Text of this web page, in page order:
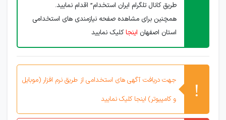
طریق کانال تلگرام ایران استخدام” اقدام نمایید.
همچنین برای مشاهده صفحه نیازمندی های استخدامی
استان اصفهان اینجاکلیک نمایید
جهت دریافت آگهی های استخدامی از طریق نرم افزار (موبایل
و کامپیوتر) اینجا کلیک نمایید